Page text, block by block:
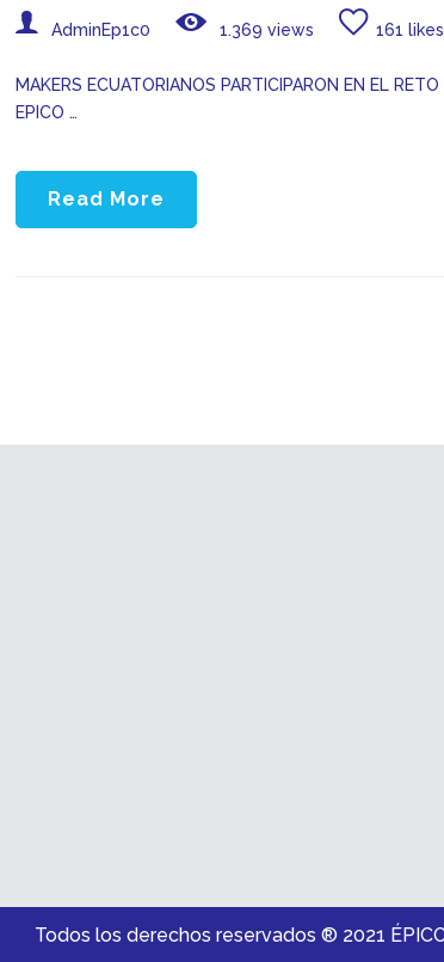
AdminEp1c0 1.369 views 161 likes
MAKERS ECUATORIANOS PARTICIPARON EN EL
EPICO …
Read More
Todos los derechos reservados ® 2021